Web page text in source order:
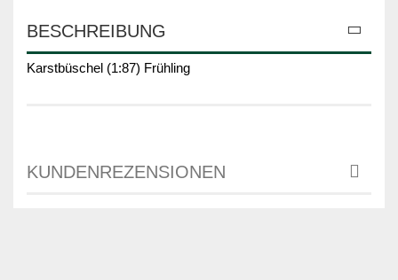
BESCHREIBUNG
Karstbüschel (1:87) Frühling
KUNDENREZENSIONEN